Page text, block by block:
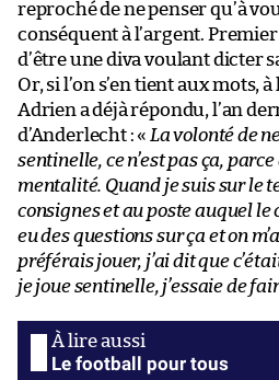
reproché de ne penser qu’à
conséquent à l’argent.
d’être une diva voulant dicter
Or, si l’on s’en tient aux mots,
Adrien a déjà répondu, l’an
d’Anderlecht : « La volonté de
sentinelle, ce n’est pas ça, parce
mentalité. Quand je suis sur le
consignes et au poste auquel le
eu des questions sur ça et on
préférais jouer, j’ai dit que
je joue sentinelle, j’essaie de
Le football pour tous